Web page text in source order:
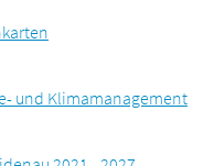
und Klimamanagement